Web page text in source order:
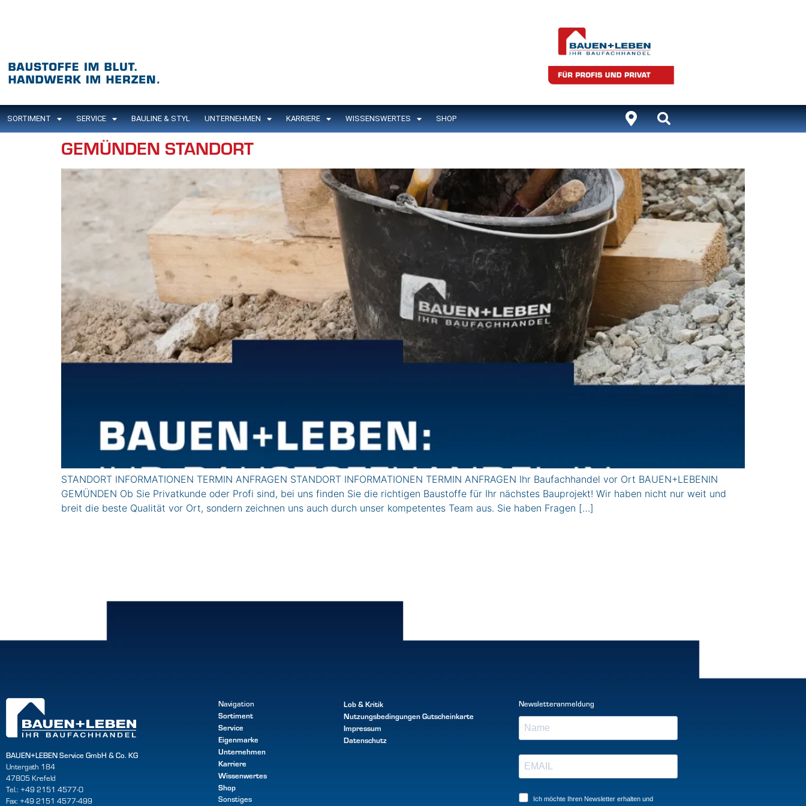
SORTIMENT SERVICE BAULINE & STYL UNTERNEHMEN KARRIERE WISSENSWERTES SHOP
GEMÜNDEN STANDORT
STANDORT INFORMATIONEN TERMIN ANFRAGEN STANDORT INFORMATIONEN TERMIN ANFRAGEN Ihr Baufachhandel vor Ort BAUEN+LEBENIN
GEMÜNDEN Ob Sie Privatkunde oder Profi sind, bei uns finden Sie die richtigen Baustoffe für Ihr nächstes Bauprojekt! Wir haben nicht nur weit und
breit die beste Qualität vor Ort, sondern zeichnen uns auch durch unser kompetentes Team aus. Sie haben Fragen […]
BAUEN+LEBEN Service GmbH & Co. KG
Untergath 184
47805 Krefeld
Tel.: +49 2151 4577-0
Fax: +49 2151 4577-499
Navigation
Sortiment
Service
Eigenmarke
Unternehmen
Karriere
Wissenwertes
Shop
Sonstiges
Lob & Kritik
NutzungsbedingungenGutscheinkarte
Impressum
Datenschutz
Newsletteranmeldung
Ich möchte Ihren Newsletter erhalten und